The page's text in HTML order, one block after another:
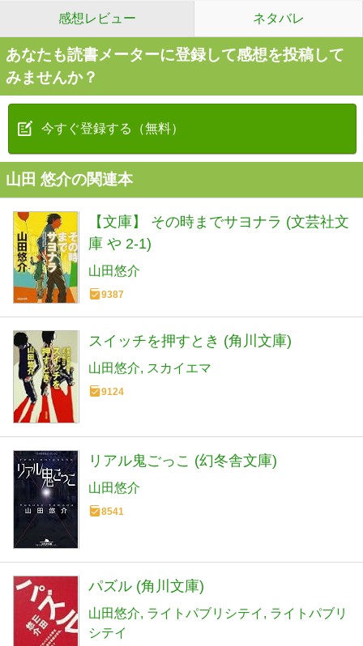
感想レビュー ネタバレ
あなたも読書メーターに登録して感想を投稿して
みませんか？
今すぐ登録する（無料）
山田 悠介の関連本
【文庫】 その時までサヨナラ (文芸社文
庫 や 2-1)
山田悠介
9387
スイッチを押すとき (角川文庫)
山田悠介 スカイエマ
9124
リアル鬼ごっこ (幻冬舎文庫)
山田悠介
8541
パズル (角川文庫)
山田悠介 ライトパブリシテイ
ライトパブリ
シテイ